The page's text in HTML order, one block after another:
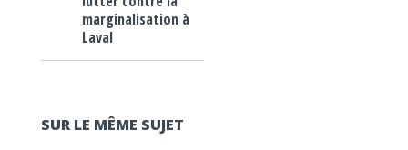
marginalisation à
Laval
SUR LE MÊME SUJET